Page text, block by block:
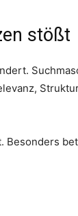
stößt
Besonders